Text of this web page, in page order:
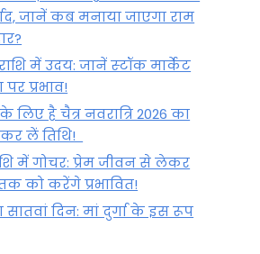
जानें कब मनाया जाएगा राम
में उदय: जानें स्‍टॉक मार्केट
प्रभाव!
लिए है चैत्र नवरात्रि 2026 का
लें तिथि!
में गोचर: प्रेम जीवन से लेकर
को करेंगे प्रभावित!
सातवां दिन: मां दुर्गा के इस रूप